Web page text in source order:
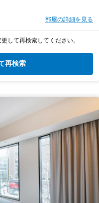
部屋の詳細を見る
して再検索してください。
再検索